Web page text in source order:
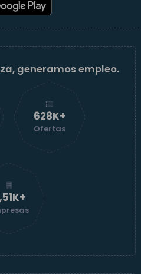
generamos empleo.
629K+
Ofertas